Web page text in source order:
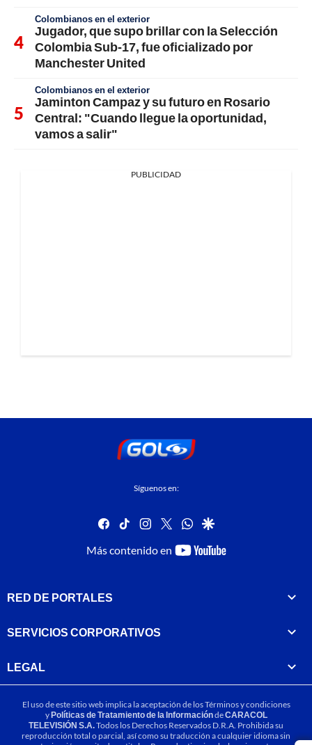
Colombianos en el exterior
Jugador, que supo brillar con la Selección
Colombia Sub-17, fue oficializado por
Manchester United
Colombianos en el exterior
Jaminton Campaz y su futuro en Rosario
Central: "Cuando llegue la oportunidad,
vamos a salir"
PUBLICIDAD
Síguenos en:
facebook
tiktok instagram
twitterwhatsapp
google
Más contenido en
youtube-
RED DE PORTALES
SERVICIOS CORPORATIVOS
LEGAL
El uso de este sitio web implica la aceptación de losTérminos y condiciones
yPolíticas de Tratamiento de la InformacióndeCARACOL
TELEVISIÓN S.A.Todos los Derechos Reservados D.R.A. Prohibida su
reproducción total o parcial, así como su traducción a cualquier idioma sin